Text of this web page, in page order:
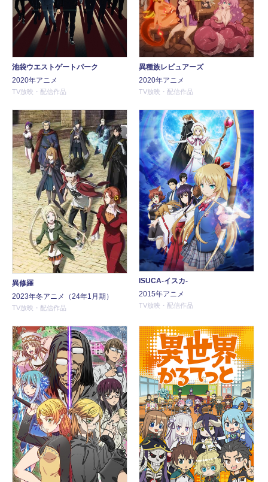
池袋ウエストゲートパーク
2020年アニメ
TV放映・配信作品
異種族レビュアーズ
2020年アニメ
TV放映・配信作品
異修羅
2023年冬アニメ（24年1月期）
TV放映・配信作品
ISUCA-イスカ-
2015年アニメ
TV放映・配信作品